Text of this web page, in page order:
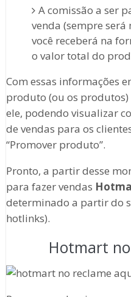
A comissão a ser
venda (sempre
você receberá na
o valor total do
Com essas informações
produto (ou os
ele, podendo visualizar
de vendas para os
“Promover produto”.
Pronto, a partir desse
para fazer vendas
determinado a partir do
hotlinks).
Hotmart